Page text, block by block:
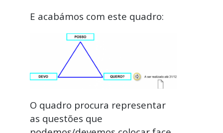
E acabámos com este quadro:
O quadro procura representar
as questões que